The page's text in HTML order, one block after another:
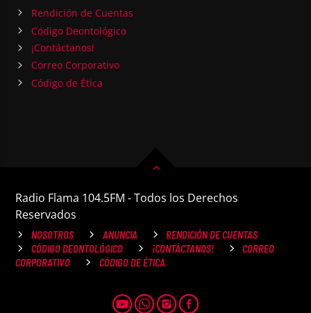
Rendición de Cuentas
Código Deontológico
¡Contáctanos!
Correo Corporativo
Código de Ética
Radio Flama 104.5FM - Todos los Derechos
Reservados
NOSOTROS ANUNCIA
RENDICIÓN DE CUENTAS
CÓDIGO DEONTOLÓGICO
¡CONTÁCTANOS!
CORREO
CORPORATIVO
CÓDIGO DE ÉTICA